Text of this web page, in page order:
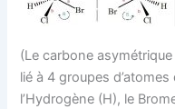
(Le carbone
lié à 4 groupes
l’Hydrogène (H), le